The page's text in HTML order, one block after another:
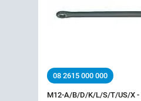
08 2615 000 000
M12-A/B/D/K/L/S/T/US/X -